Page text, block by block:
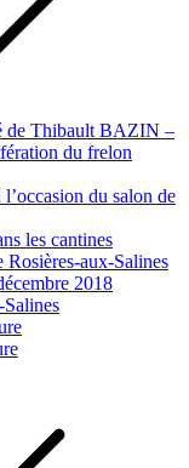
de Thibault BAZIN –
du frelon
du salon de
les cantines
Rosières-aux-Salines
2018